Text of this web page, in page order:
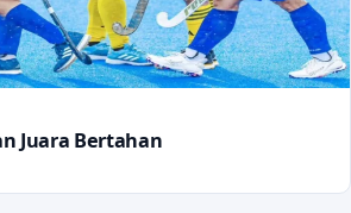
Juara Bertahan